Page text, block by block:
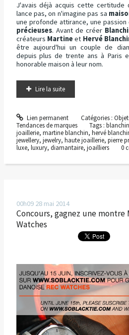
J'avais déjà acquis cette certitude
lance pas, on n'imagine pas sa
une profonde attirance, une
précieuses. Avant de créer
créateurs Martineet Hervé
être aujourd'hui un couple de
depuis plus de trente ans à Paris
honorable maison à leur nom.
Lire la suite
Lien permanent Catégories :
Tendances de marques
Tags :blanchin
joaillerie, martine blanchin, hervé
jewellery, jewelry, haute joaillerie, pierre
luxe, luxury, diamantaire, joailliers 0
00h09 28 mai 2014
Concours, gagnez une montre
Watches